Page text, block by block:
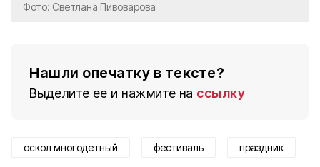
Фото: Светлана Пивоварова
Нашли опечатку в тексте?
Выделите ее и нажмите на ссылку
оскол многодетный фестиваль праздник